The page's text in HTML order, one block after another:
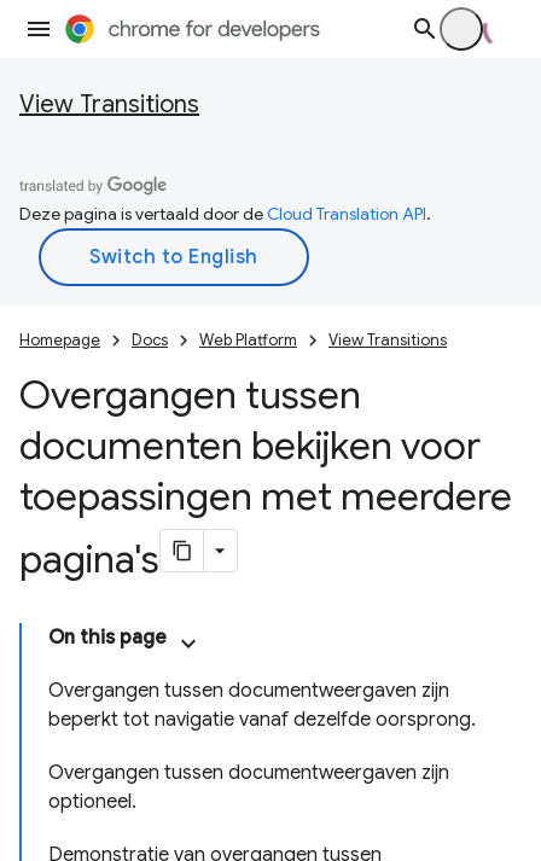
View Transitions
Deze pagina is vertaald door deCloud Translation API.
Homepage Docs Web Platform View Transitions
Overgangen tussen
documenten bekijken voor
toepassingen met meerdere
pagina's
On this page
Overgangen tussen documentweergaven zijn
beperkt tot navigatie vanaf dezelfde oorsprong.
Overgangen tussen documentweergaven zijn
optioneel.
Demonstratie van overgangen tussen